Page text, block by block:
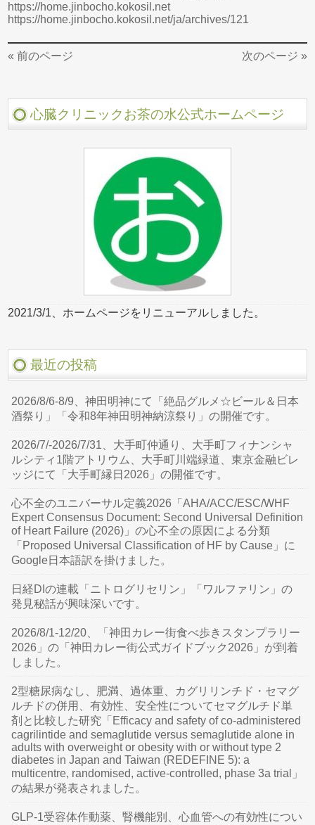
https://home.jinbocho.kokosil.net
https://home.jinbocho.kokosil.net/ja/archives/121
« 前のページ 次のページ »
心臓クリニックお茶の水公式ホームページ
2021/3/1、ホームページをリニューアルしました。
最近の投稿
2026/8/6-8/9、神田明神にて「絶品グルメ☆ビール＆日本
酒祭り」「令和8年神田明神納涼祭り」の開催です。
2026/7/-2026/7/31、大手町仲通り、大手町フィナンシャ
ルシティ1階アトリウム、大手町川端緑道、東京金融ビレ
ッジにて「大手町縁日2026」の開催です。
心不全のユニバーサル定義2026「AHA/ACC/ESC/WHF
Expert Consensus Document: Second Universal Definition
of Heart Failure (2026)」の心不全の原因による分類
「Proposed Universal Classification of HF by Cause」に
Google日本語訳を掛けました。
日経DIの連載「ニトログリセリン」「ワルファリン」の
発見秘話が興味深いです。
2026/8/1-12/20、「神田カレー街食べ歩きスタンプラリー
2026」の「神田カレー街公式ガイドブック2026」が到着
しました。
2型糖尿病なし、肥満、過体重、カグリリンチド・セマグ
ルチドの併用、有効性、安全性についてセマグルチド単
剤と比較した研究「Efficacy and safety of co-administered
cagrilintide and semaglutide versus semaglutide alone in
adults with overweight or obesity with or without type 2
diabetes in Japan and Taiwan (REDEFINE 5): a
multicentre, randomised, active-controlled, phase 3a trial」
の結果が発表されました。
GLP-1受容体作動薬、腎機能別、心血管への有効性につい